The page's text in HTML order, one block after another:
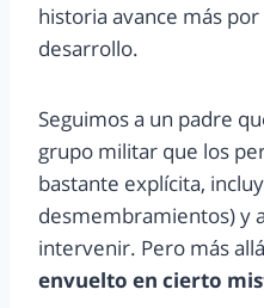
historia avance más
desarrollo.
Seguimos a un padre
grupo militar que los
bastante explícita,
desmembramientos) y
intervenir. Pero más
envuelto en cierto